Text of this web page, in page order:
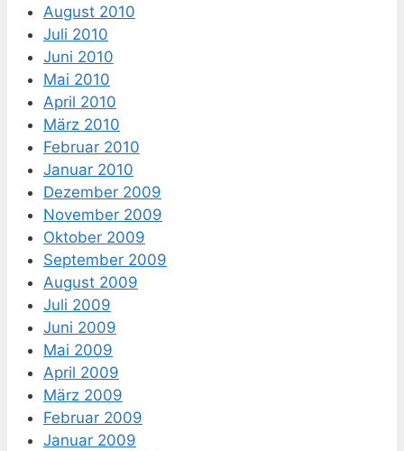
August 2010
Juli 2010
Juni 2010
Mai 2010
April 2010
März 2010
Februar 2010
Januar 2010
Dezember 2009
November 2009
Oktober 2009
September 2009
August 2009
Juli 2009
Juni 2009
Mai 2009
April 2009
März 2009
Februar 2009
Januar 2009